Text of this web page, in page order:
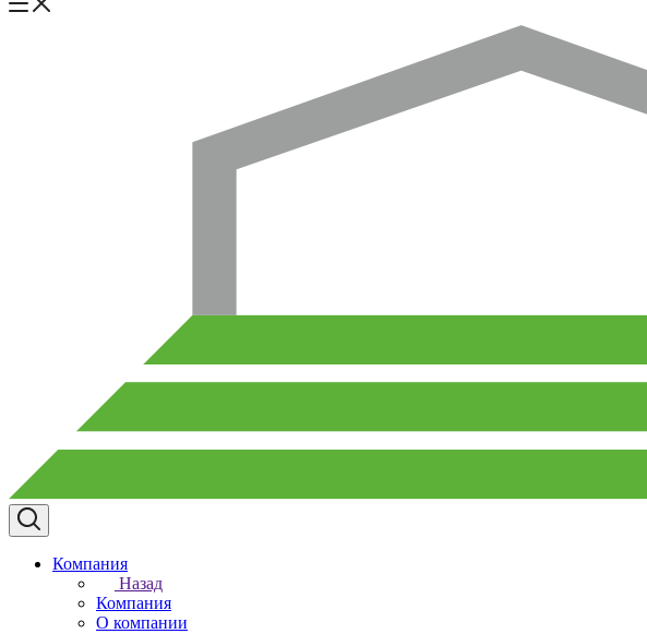
Компания
Назад
Компания
О компании